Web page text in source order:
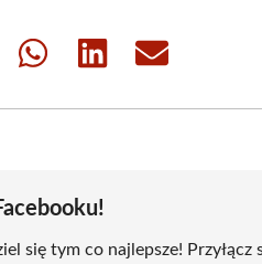
Share
Share
Share
się tym co najlepsze! Przyłącz